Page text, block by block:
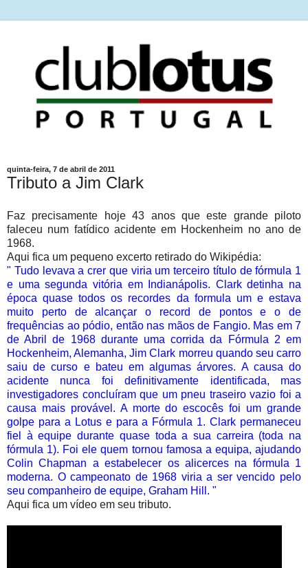
quinta-feira, 7 de abril de 2011
Tributo a Jim Clark
Faz precisamente hoje 43 anos que este grande piloto
faleceu num fatídico acidente em Hockenheim no ano de
1968.
Aqui fica um pequeno excerto retirado do Wikipédia:
" Tudo levava a crer que viria um terceiro título de fórmula 1
e uma segunda vitória em Indianápolis. Clark detinha na
época quase todos os recordes da formula um e estava
muito perto de alcançar o record de pontos e o de
frequências ao pódio, então nas mãos de Fangio. Mas em 7
de Abril de 1968 durante uma corrida da Fórmula 2 em
Hockenheim, Alemanha, Jim Clark morreu quando seu carro
saiu de curso e bateu em algumas árvores. A causa do
acidente nunca foi definitivamente identificada, mas
investigadores concluíram que um pneu traseiro vazio foi a
causa mais provável. A morte do escocês foi um grande
golpe para a Lotus e para a Fórmula 1. Clark permaneceu
fiel à equipe durante quase toda a sua carreira (toda na
fórmula 1). Foi ele quem tornou famosa a equipa, ajudando
Colin Chapman a estabelecer os alicerces na fórmula 1
moderna. O campeonato de 1968 viria a ser vencido pelo
seu companheiro de equipe, Graham Hill. "
Aqui fica um vídeo em seu tributo.